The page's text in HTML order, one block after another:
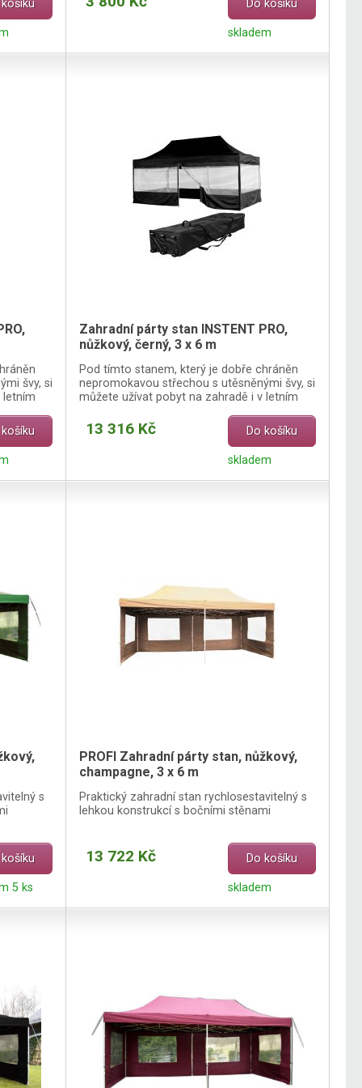
Do košíku
skladem
švy, si
letním
Zahradní párty stan INSTENT PRO,
nůžkový, černý, 3 x 6 m
Pod tímto stanem, který je dobře chráněn
nepromokavou střechou s utěsněnými švy, si
můžete užívat pobyt na zahradě i v letním
13 316 Kč Do košíku
skladem
s
5 ks
PROFI Zahradní párty stan, nůžkový,
champagne, 3 x 6 m
Praktický zahradní stan rychlosestavitelný s
lehkou konstrukcí s bočními stěnami
13 722 Kč Do košíku
skladem